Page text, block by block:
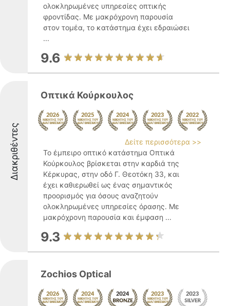
ολοκληρωμένες υπηρεσίες οπτικής
φροντίδας. Με μακρόχρονη παρουσία
στον τομέα, το κατάστημα έχει εδραιώσει
...
9.6
Διακριθέντες
Oπτικά Κούρκουλος
Δείτε περισσότερα >>
Το έμπειρο οπτικό κατάστημα Οπτικά
Κούρκουλος βρίσκεται στην καρδιά της
Κέρκυρας, στην οδό Γ. Θεοτόκη 33, και
έχει καθιερωθεί ως ένας σημαντικός
προορισμός για όσους αναζητούν
ολοκληρωμένες υπηρεσίες όρασης. Με
μακρόχρονη παρουσία και έμφαση ...
9.3
Zochios Optical